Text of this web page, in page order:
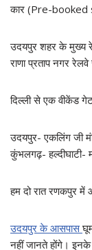
कार (Pre-booked
उदयपुर शहर के मुख्य
राणा प्रताप नगर
दिल्ली से एक वीकेंड
उदयपुर- एकलिंग जी
कुंभलगढ़- हल्दीघाटी-
हम दो रात रणकपुर
उदयपुर के आसपास
नहीं जानते होंगे।